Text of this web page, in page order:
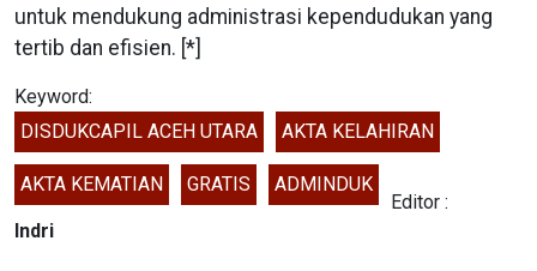
untuk mendukung administrasi kependudukan yang
tertib dan efisien. [*]
Keyword:
DISDUKCAPIL ACEH UTARA
AKTA KELAHIRAN
AKTA KEMATIAN GRATIS ADMINDUK
Editor :
Indri